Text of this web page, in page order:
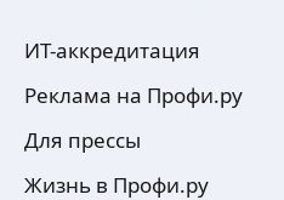
ИТ-аккредитация
Реклама на Профи.ру
Для прессы
Жизнь в Профи.ру